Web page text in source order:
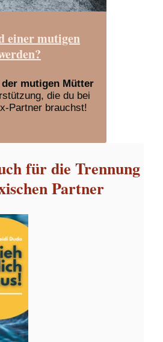
einer mutigen
mutigen Mütter
die du bei
Partner brauchst!
für die Trennung
Partner